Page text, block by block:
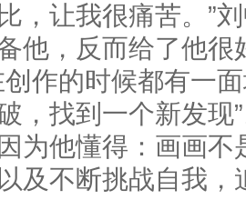
，让我很痛苦。”
他，反而给了他很
创作的时候都有一
，找到一个新发现
为他懂得：画画
及不断挑战自我